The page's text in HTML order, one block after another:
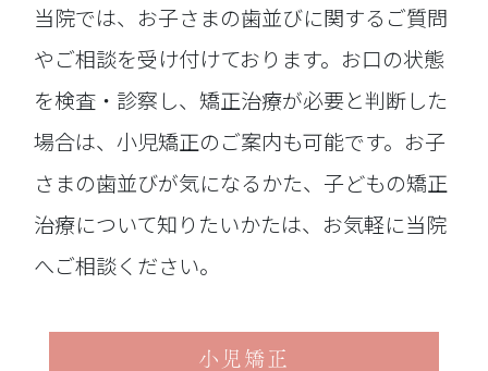
当院では、お子さまの歯並びに関するご質問
やご相談を受け付けております。お口の状態
を検査・診察し、矯正治療が必要と判断した
場合は、小児矯正のご案内も可能です。お子
さまの歯並びが気になるかた、子どもの矯正
治療について知りたいかたは、お気軽に当院
へご相談ください。
小児矯正